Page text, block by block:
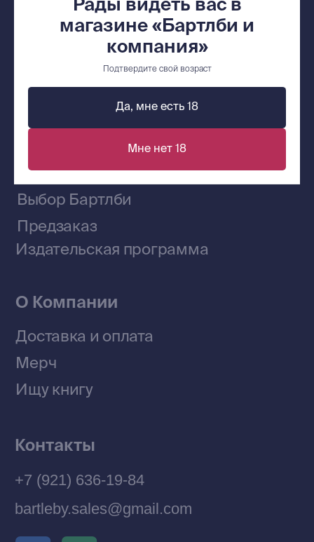
Рады видеть вас в
магазине «Бартлби и
компания»
Подтвердите свой возраст
Да, мне есть 18
Мне нет 18
bartleby.sales@gmail.com
Договор оферты
Разработка MÓNT-DESIGN
© 2026 Все права защищены
Приобрести книги на Ozon
Сообщество ВКонтакте
Telegram-канал